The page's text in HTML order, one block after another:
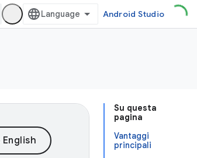
Android Studio
Su questa
pagina
Vantaggi
principali